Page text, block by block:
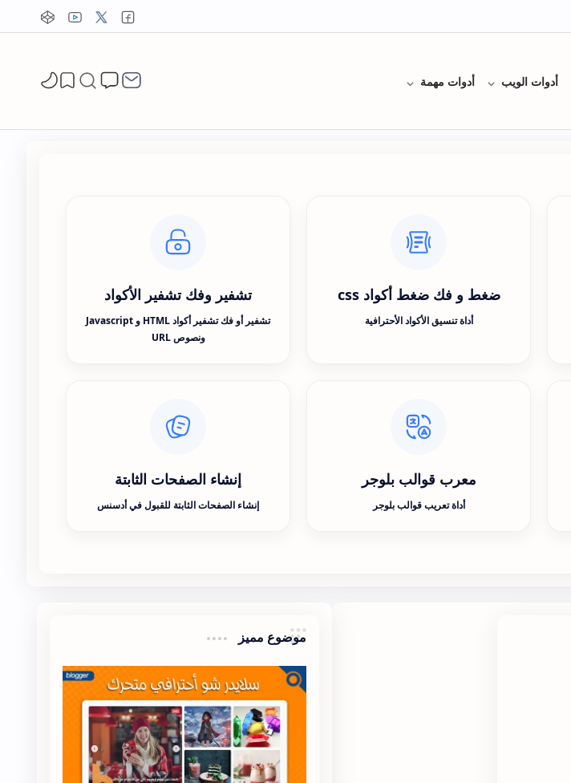
أدوات الويب أدوات مهمة
ضغط و فك ضغط أكواد css
أداة تنسيق الأكواد الأحترافية
تشفير وفك تشفير الأكواد
تشفير أو فك تشفير أكواد HTML و Javascript
ونصوص URL
معرب قوالب بلوجر
أداة تعريب قوالب بلوجر
إنشاء الصفحات الثابتة
إنشاء الصفحات الثابتة للقبول في أدسنس
موضوع مميز